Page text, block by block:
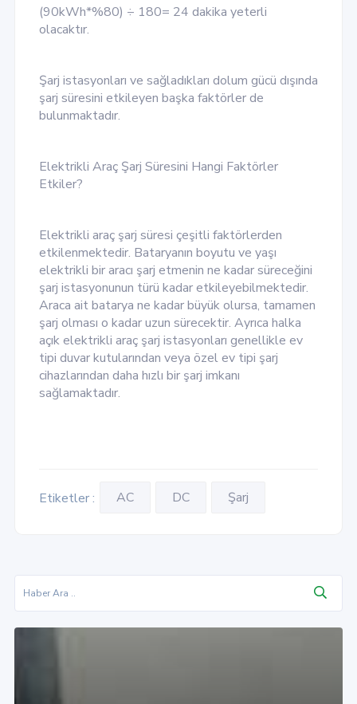
(90kWh*%80) ÷ 180= 24 dakika yeterli
olacaktır.
Şarj istasyonları ve sağladıkları dolum gücü dışında
şarj süresini etkileyen başka faktörler de
bulunmaktadır.
Elektrikli Araç Şarj Süresini Hangi Faktörler
Etkiler?
Elektrikli araç şarj süresi çeşitli faktörlerden
etkilenmektedir. Bataryanın boyutu ve yaşı
elektrikli bir aracı şarj etmenin ne kadar süreceğini
şarj istasyonunun türü kadar etkileyebilmektedir.
Araca ait batarya ne kadar büyük olursa, tamamen
şarj olması o kadar uzun sürecektir. Ayrıca halka
açık elektrikli araç şarj istasyonları genellikle ev
tipi duvar kutularından veya özel ev tipi şarj
cihazlarından daha hızlı bir şarj imkanı
sağlamaktadır.
Etiketler : AC DC Şarj